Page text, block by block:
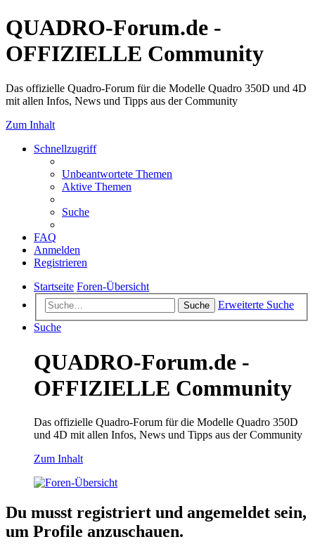
QUADRO-Forum.de -
OFFIZIELLE Community
Das offizielle Quadro-Forum für die Modelle Quadro 350D und 4D
mit allen Infos, News und Tipps aus der Community
Zum Inhalt
Schnellzugriff
Unbeantwortete Themen
Aktive Themen
Suche
FAQ
Anmelden
Registrieren
Startseite Foren-Übersicht
Suche
Erweiterte Suche
Suche
QUADRO-Forum.de -
OFFIZIELLE Community
Das offizielle Quadro-Forum für die Modelle Quadro 350D
und 4D mit allen Infos, News und Tipps aus der Community
Zum Inhalt
Du musst registriert und angemeldet sein,
um Profile anzuschauen.